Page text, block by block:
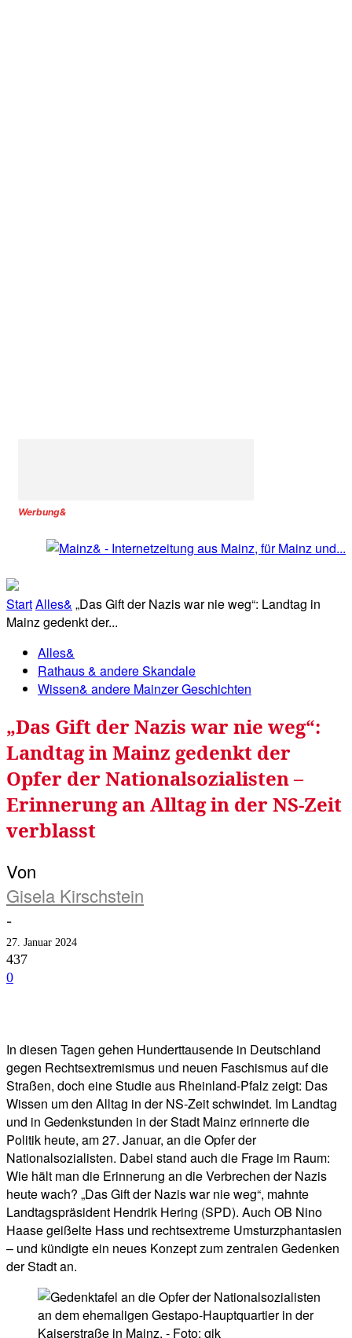
Werbung&
StartAlles& „Das Gift der Nazis war nie weg“: Landtag in
Mainz gedenkt der...
Alles&
Rathaus & andere Skandale
Wissen& andere Mainzer Geschichten
„Das Gift der Nazis war nie weg“:
Landtag in Mainz gedenkt der
Opfer der Nationalsozialisten –
Erinnerung an Alltag in der NS-Zeit
verblasst
Von
Gisela Kirschstein
-
27. Januar 2024
437
0
In diesen Tagen gehen Hunderttausende in Deutschland
gegen Rechtsextremismus und neuen Faschismus auf die
Straßen, doch eine Studie aus Rheinland-Pfalz zeigt: Das
Wissen um den Alltag in der NS-Zeit schwindet. Im Landtag
und in Gedenkstunden in der Stadt Mainz erinnerte die
Politik heute, am 27. Januar, an die Opfer der
Nationalsozialisten. Dabei stand auch die Frage im Raum:
Wie hält man die Erinnerung an die Verbrechen der Nazis
heute wach? „Das Gift der Nazis war nie weg“, mahnte
Landtagspräsident Hendrik Hering (SPD). Auch OB Nino
Haase geißelte Hass und rechtsextreme Umsturzphantasien
– und kündigte ein neues Konzept zum zentralen Gedenken
der Stadt an.